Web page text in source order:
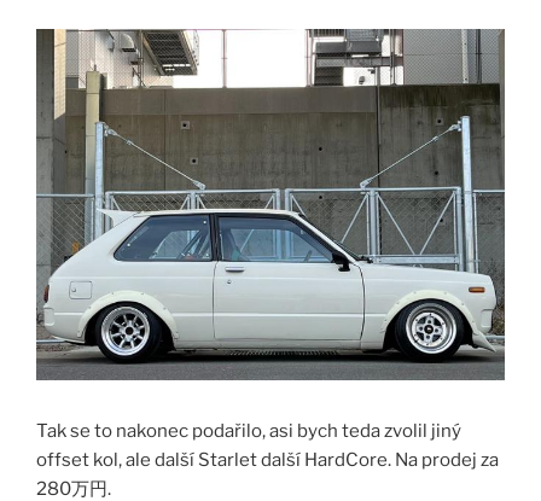
Tak se to nakonec podařilo, asi bych teda zvolil jiný
offset kol, ale další Starlet další HardCore. Na prodej za
280万円.